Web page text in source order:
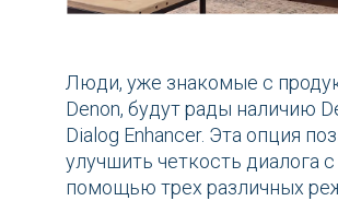
Люди, уже знакомые с
Denon, будут рады наличию
Dialog Enhancer. Эта опция
улучшить четкость диалога с
помощью трех различных